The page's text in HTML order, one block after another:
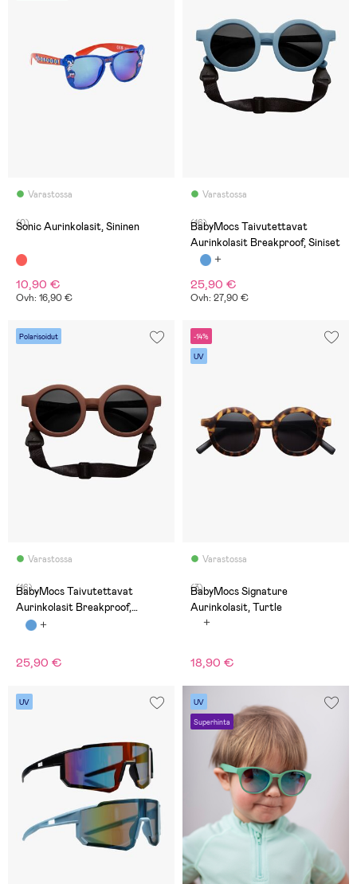
Varastossa
(0)
Sonic Aurinkolasit, Sininen
10,90 €
Ovh: 16,90 €
Varastossa
(16)
BabyMocs Taivutettavat
Aurinkolasit Breakproof, Siniset
25,90 €
Ovh: 27,90 €
Polarisoidut
Varastossa
(16)
BabyMocs Taivutettavat
Aurinkolasit Breakproof,
Ruskea
25,90 €
-14%
UV
Varastossa
(3)
BabyMocs Signature
Aurinkolasit, Turtle
18,90 €
UV UV
Superhinta